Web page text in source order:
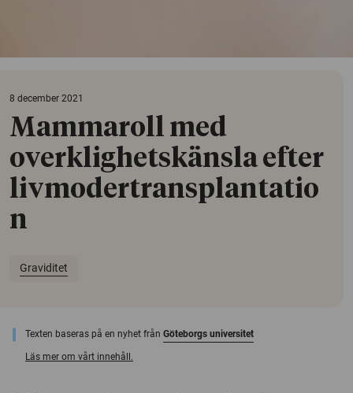
8 december 2021
Mammaroll med
overklighetskänsla efter
livmodertransplantatio
n
Graviditet
Texten baseras på en nyhet från Göteborgs universitet
Läs mer om vårt innehåll.